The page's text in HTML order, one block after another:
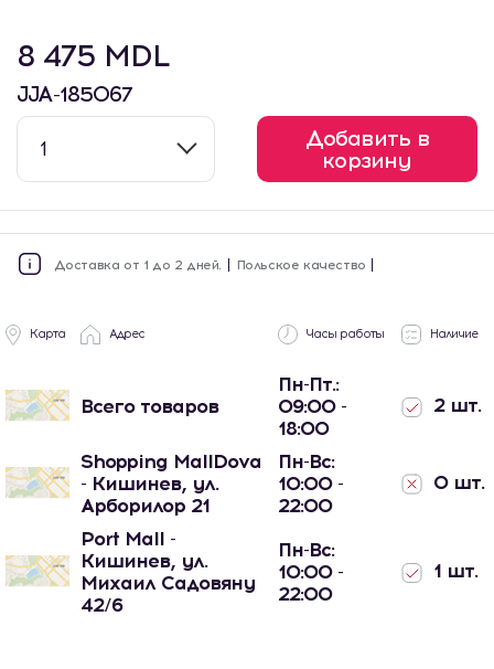
8 475 MDL
JJA-185067
1
Добавить в
корзину
Доставка от 1 до 2 дней. Польское качество
Карта Адрес Часы работы Наличие
Всего товаров
Пн-Пт.:
09:00 -
18:00
2 шт.
Shopping MallDova
- Кишинев, ул.
Арборилор 21
Пн-Вс:
10:00 -
22:00
0 шт.
Port Mall -
Кишинев, ул.
Михаил Садовяну
42/6
Пн-Вс:
10:00 -
22:00
1 шт.